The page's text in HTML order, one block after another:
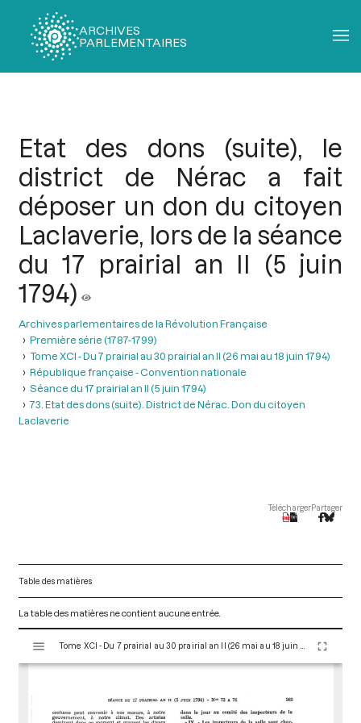
ARCHIVES
PARLEMENTAIRES
Etat des dons (suite), le
district de Nérac a fait
déposer un don du citoyen
Laclaverie, lors de la séance
du 17 prairial an II (5 juin
1794)
Archives parlementaires de la Révolution Française
Première série (1787-1799)
Tome XCI - Du 7 prairial au 30 prairial an II (26 mai au 18 juin 1794)
République française - Convention nationale
Séance du 17 prairial an II (5 juin 1794)
73. Etat des dons (suite). District de Nérac. Don du citoyen
Laclaverie
TéléchargerPartager
Table des matières
La table des matières ne contient aucune entrée.
s